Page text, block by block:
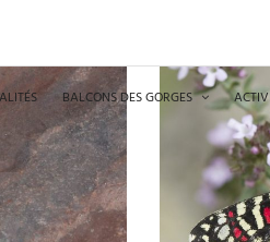
BALCONS DES GORGES